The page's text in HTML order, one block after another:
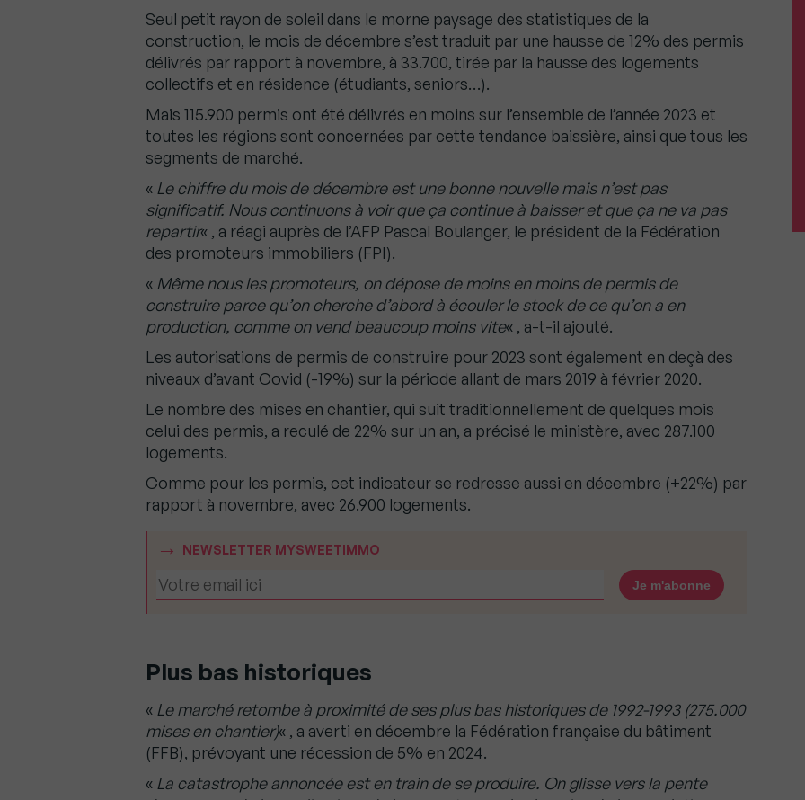
Seul petit rayon de soleil dans le morne paysage des statistiques de la
construction, le mois de décembre s’est traduit par une hausse de 12% des permis
délivrés par rapport à novembre, à 33.700, tirée par la hausse des logements
collectifs et en résidence (étudiants, seniors…).
Mais 115.900 permis ont été délivrés en moins sur l’ensemble de l’année 2023 et
toutes les régions sont concernées par cette tendance baissière, ainsi que tous les
segments de marché.
« Le chiffre du mois de décembre est une bonne nouvelle mais n’est pas
significatif. Nous continuons à voir que ça continue à baisser et que ça ne va pas
repartir« , a réagi auprès de l’AFP Pascal Boulanger, le président de la Fédération
des promoteurs immobiliers (FPI).
« Même nous les promoteurs, on dépose de moins en moins de permis de
construire parce qu’on cherche d’abord à écouler le stock de ce qu’on a en
production, comme on vend beaucoup moins vite« , a-t-il ajouté.
Les autorisations de permis de construire pour 2023 sont également en deçà des
niveaux d’avant Covid (-19%) sur la période allant de mars 2019 à février 2020.
Le nombre des mises en chantier, qui suit traditionnellement de quelques mois
celui des permis, a reculé de 22% sur un an, a précisé le ministère, avec 287.100
logements.
Comme pour les permis, cet indicateur se redresse aussi en décembre (+22%) par
rapport à novembre, avec 26.900 logements.
NEWSLETTER MYSWEETIMMO
Plus bas historiques
« Le marché retombe à proximité de ses plus bas historiques de 1992-1993 (275.000
mises en chantier)« , a averti en décembre la Fédération française du bâtiment
(FFB), prévoyant une récession de 5% en 2024.
« La catastrophe annoncée est en train de se produire. On glisse vers la pente